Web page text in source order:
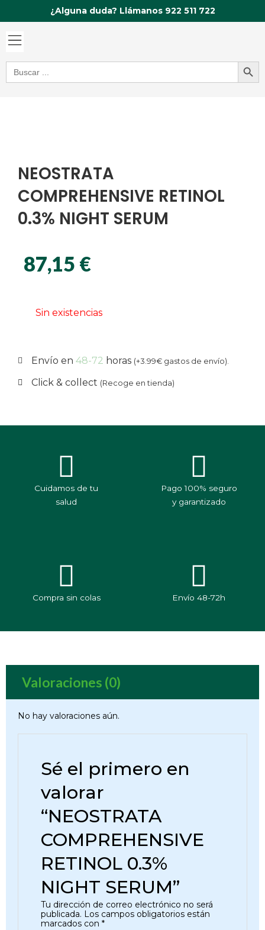
al
¿Alguna duda? Llámanos 922 511 722
Buscar: Botón de
NEOSTRATA
COMPREHENSIVE RETINOL
0.3% NIGHT SERUM
87,15 €
Sin existencias
Envío en 48-72 horas (+3.99€ gastos de envío).
Click & collect (Recoge en tienda)
Cuidamos de tu
salud
Pago 100% seguro
y garantizado
Compra sin colas Envío 48-72h
Valoraciones (0)
No hay valoraciones aún.
Sé el primero en
valorar
“NEOSTRATA
COMPREHENSIVE
RETINOL 0.3%
NIGHT SERUM”
Tu dirección de correo electrónico no será
publicada. Los campos obligatorios están
marcados con*